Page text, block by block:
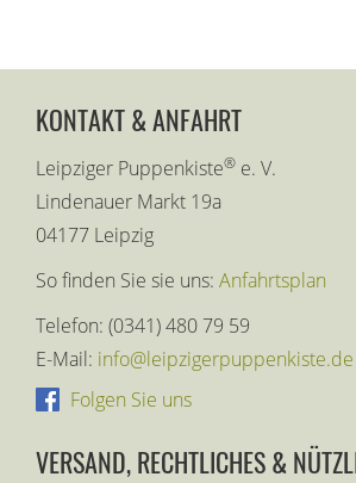
KONTAKT & ANFAHRT
Leipziger Puppenkiste® e. V.
Lindenauer Markt 19a
04177 Leipzig
So finden Sie sie uns: Anfahrtsplan
Telefon: (0341) 480 79 59
E-Mail: info@leipzigerpuppenkiste.de
Folgen Sie uns
VERSAND, RECHTLICHES &